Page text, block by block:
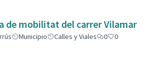
de mobilitat del carrer Vilamar
Municipio Calles y Viales 0
0